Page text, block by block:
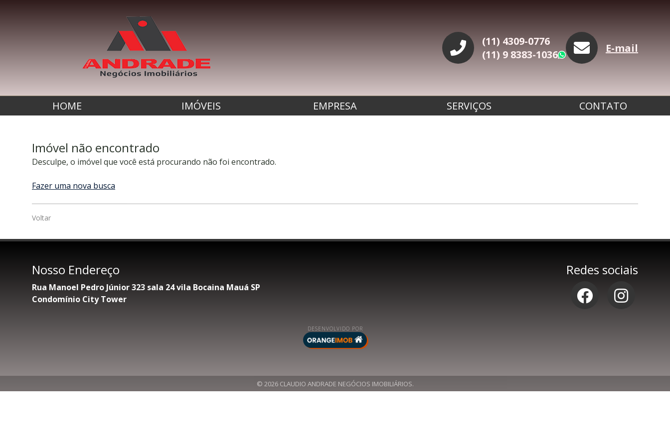
(11) 4309-0776
(11) 9 8383-1036
WhatsApp
E-mail
HOME IMÓVEIS EMPRESA SERVIÇOS CONTATO
Imóvel não encontrado
Desculpe, o imóvel que você está procurando não foi encontrado.
Fazer uma nova busca
Voltar
Nosso Endereço
Rua Manoel Pedro Júnior 323 sala 24 vila Bocaina Mauá SP
Condomínio City Tower
Redes sociais
DESENVOLVIDO POR
© 2026 CLAUDIO ANDRADE NEGÓCIOS IMOBILIÁRIOS.